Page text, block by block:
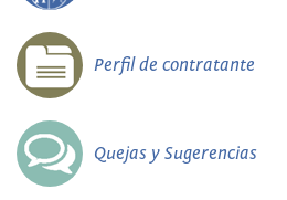
Perfil de contratante
Quejas y Sugerencias